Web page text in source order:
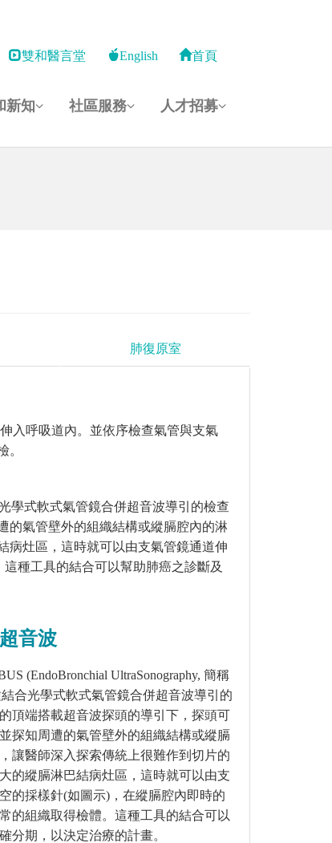
雙和醫言堂 English 首頁
新知 社區服務 人才招募
肺復原室
入呼吸道內。並依序檢查氣管與支氣
。
學式軟式氣管鏡合併超音波導引的檢查
的氣管壁外的組織結構或縱膈腔內的淋
病灶區，這時就可以由支氣管鏡通道伸
種工具的結合可以幫助肺癌之診斷及
音波
(EndoBronchial UltraSonography, 簡稱
合光學式軟式氣管鏡合併超音波導引的
頂端搭載超音波探頭的導引下，探頭可
探知周遭的氣管壁外的組織結構或縱膈
讓醫師深入探索傳統上很難作到切片的
的縱膈淋巴結病灶區，這時就可以由支
的採樣針(如圖示)，在縱膈腔內即時的
的組織取得檢體。這種工具的結合可以
分期，以決定治療的計畫。